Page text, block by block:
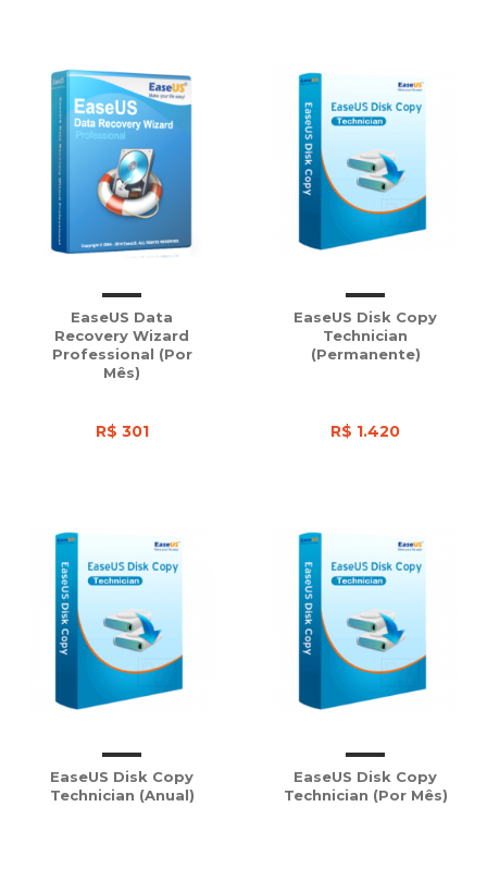
EaseUS Data
Recovery Wizard
Professional (Por
Mês)
R$ 301
EaseUS Disk Copy
Technician
(Permanente)
R$ 1.420
EaseUS Disk Copy
Technician (Anual)
EaseUS Disk Copy
Technician (Por Mês)